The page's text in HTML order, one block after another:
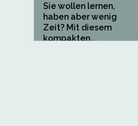
Sie wollen lernen,
haben aber wenig
Zeit? Mit diesem
kompakten...